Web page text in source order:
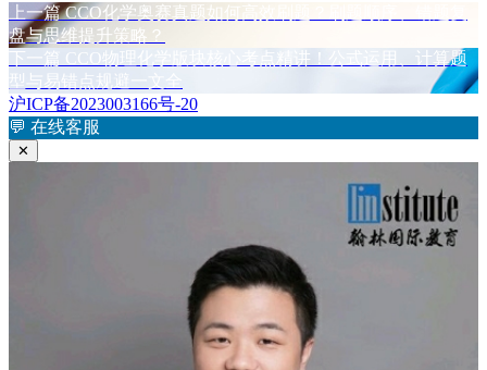
布
于
者
文
章
导
航
上一篇上
篇
文
章：
CCO化学奥赛真题如何高效刷题？刷题顺序、错题复
盘与思维提升策略？
下一篇 下
篇
文
章：
CCO物理化学版块核心考点精讲！公式运用、计算题
型与易错点规避一文全
沪ICP备2023003166号-20
💬 在线客服
✕